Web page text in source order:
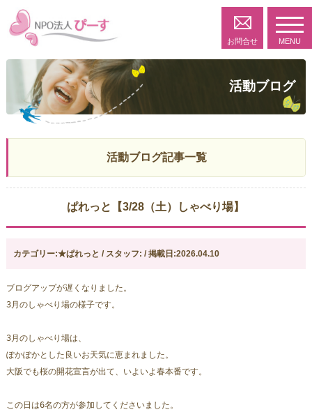
お問合せ MENU
活動ブログ
活動ブログ記事一覧
ぱれっと【3/28（土）しゃべり場】
カテゴリー:★ぱれっと / スタッフ: / 掲載日:2026.04.10
ブログアップが遅くなりました。
3月のしゃべり場の様子です。
3月のしゃべり場は、
ぽかぽかとした良いお天気に恵まれました。
大阪でも桜の開花宣言が出て、いよいよ春本番です。
この日は6名の方が参加してくださいました。